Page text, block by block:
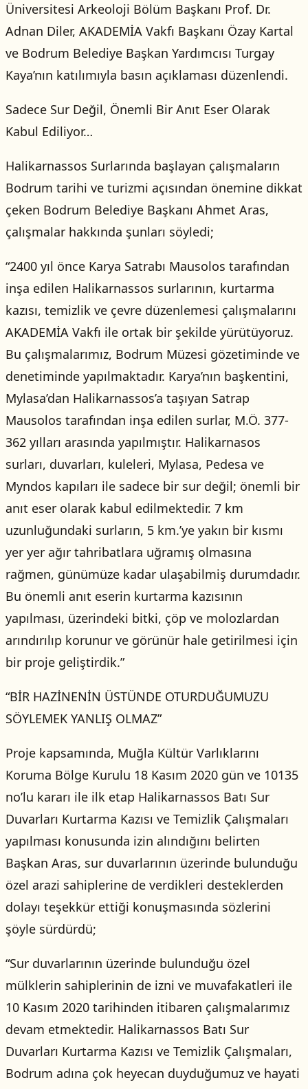
Üniversitesi Arkeoloji Bölüm Başkanı Prof. Dr.
Adnan Diler, AKADEMİA Vakfı Başkanı Özay Kartal
ve Bodrum Belediye Başkan Yardımcısı Turgay
Kaya’nın katılımıyla basın açıklaması düzenlendi.
Sadece Sur Değil, Önemli Bir Anıt Eser Olarak
Kabul Ediliyor…
Halikarnassos Surlarında başlayan çalışmaların
Bodrum tarihi ve turizmi açısından önemine dikkat
çeken Bodrum Belediye Başkanı Ahmet Aras,
çalışmalar hakkında şunları söyledi;
“2400 yıl önce Karya Satrabı Mausolos tarafından
inşa edilen Halikarnassos surlarının, kurtarma
kazısı, temizlik ve çevre düzenlemesi çalışmalarını
AKADEMİA Vakfı ile ortak bir şekilde yürütüyoruz.
Bu çalışmalarımız, Bodrum Müzesi gözetiminde ve
denetiminde yapılmaktadır. Karya’nın başkentini,
Mylasa’dan Halikarnassos’a taşıyan Satrap
Mausolos tarafından inşa edilen surlar, M.Ö. 377-
362 yılları arasında yapılmıştır. Halikarnasos
surları, duvarları, kuleleri, Mylasa, Pedesa ve
Myndos kapıları ile sadece bir sur değil; önemli bir
anıt eser olarak kabul edilmektedir. 7 km
uzunluğundaki surların, 5 km.’ye yakın bir kısmı
yer yer ağır tahribatlara uğramış olmasına
rağmen, günümüze kadar ulaşabilmiş durumdadır.
Bu önemli anıt eserin kurtarma kazısının
yapılması, üzerindeki bitki, çöp ve molozlardan
arındırılıp korunur ve görünür hale getirilmesi için
bir proje geliştirdik.”
“BİR HAZİNENİN ÜSTÜNDE OTURDUĞUMUZU
SÖYLEMEK YANLIŞ OLMAZ”
Proje kapsamında, Muğla Kültür Varlıklarını
Koruma Bölge Kurulu 18 Kasım 2020 gün ve 10135
no’lu kararı ile ilk etap Halikarnassos Batı Sur
Duvarları Kurtarma Kazısı ve Temizlik Çalışmaları
yapılması konusunda izin alındığını belirten
Başkan Aras, sur duvarlarının üzerinde bulunduğu
özel arazi sahiplerine de verdikleri desteklerden
dolayı teşekkür ettiği konuşmasında sözlerini
şöyle sürdürdü;
“Sur duvarlarının üzerinde bulunduğu özel
mülklerin sahiplerinin de izni ve muvafakatleri ile
10 Kasım 2020 tarihinden itibaren çalışmalarımız
devam etmektedir. Halikarnassos Batı Sur
Duvarları Kurtarma Kazısı ve Temizlik Çalışmaları,
Bodrum adına çok heyecan duyduğumuz ve hayati